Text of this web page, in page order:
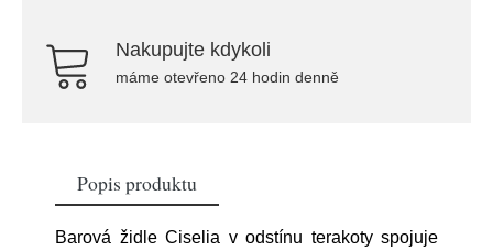
Nakupujte kdykoli
máme otevřeno 24 hodin denně
Popis produktu
Barová židle Ciselia v odstínu terakoty spojuje